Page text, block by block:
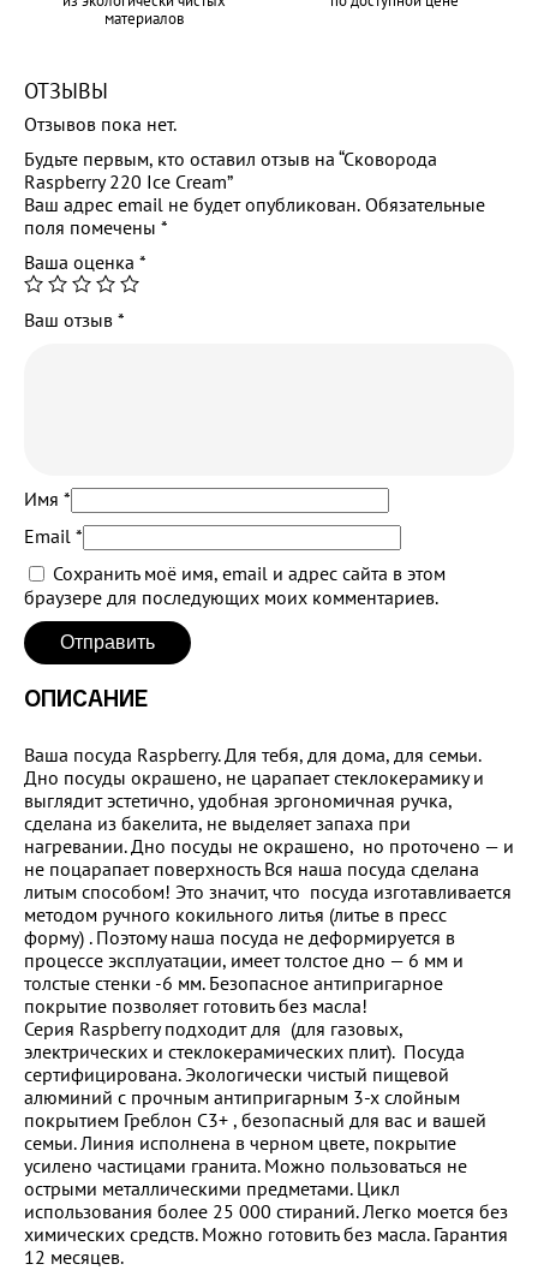
материалов
ОТЗЫВЫ
Отзывов пока нет.
Будьте первым, кто оставил отзыв на “Сковорода
Raspberry 220 Ice Cream”
Ваш адрес email не будет опубликован. Обязательные
поля помечены *
Ваша оценка *
Ваш отзыв *
Имя *
Email *
Сохранить моё имя, email и адрес сайта в этом
браузере для последующих моих комментариев.
ОПИСАНИЕ
Ваша посуда Raspberry. Для тебя, для дома, для семьи.
Дно посуды окрашено, не царапает стеклокерамику и
выглядит эстетично, удобная эргономичная ручка,
сделана из бакелита, не выделяет запаха при
нагревании. Дно посуды не окрашено, но проточено — и
не поцарапает поверхность Вся наша посуда сделана
литым способом! Это значит, что посуда изготавливается
методом ручного кокильного литья (литье в пресс
форму) . Поэтому наша посуда не деформируется в
процессе эксплуатации, имеет толстое дно — 6 мм и
толстые стенки -6 мм. Безопасное антипригарное
покрытие позволяет готовить без масла!
Серия Raspberry подходит для (для газовых,
электрических и стеклокерамических плит). Посуда
сертифицирована. Экологически чистый пищевой
алюминий с прочным антипригарным 3-х слойным
покрытием Греблон C3+ , безопасный для вас и вашей
семьи. Линия исполнена в черном цвете, покрытие
усилено частицами гранита. Можно пользоваться не
острыми металлическими предметами. Цикл
использования более 25 000 стираний. Легко моется без
химических средств. Можно готовить без масла. Гарантия
12 месяцев.